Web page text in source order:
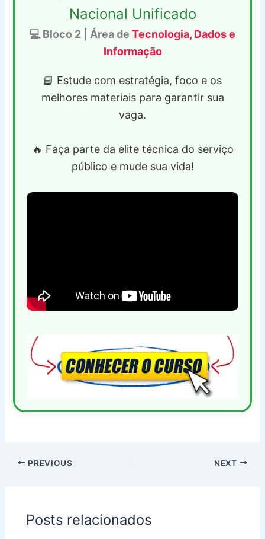
Nacional Unificado
💻 Bloco 2 | Área de Tecnologia, Dados e
Informação
📘 Estude com estratégia, foco e os
melhores materiais para garantir sua
vaga.
🔥 Faça parte da elite técnica do serviço
público e mude sua vida!
PREVIOUS NEXT
Posts relacionados